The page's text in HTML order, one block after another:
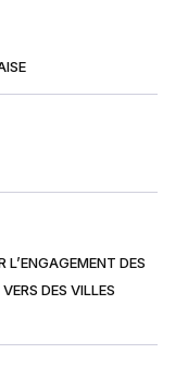
L’ENGAGEMENT DES
DES VILLES